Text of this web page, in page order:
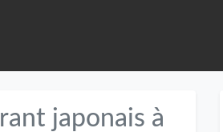
japonais à